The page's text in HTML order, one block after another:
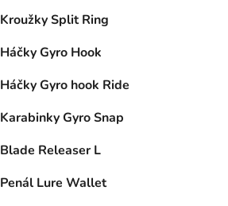
Kroužky Split Ring
Háčky Gyro Hook
Háčky Gyro hook Ride
Karabinky Gyro Snap
Blade Releaser L
Penál Lure Wallet